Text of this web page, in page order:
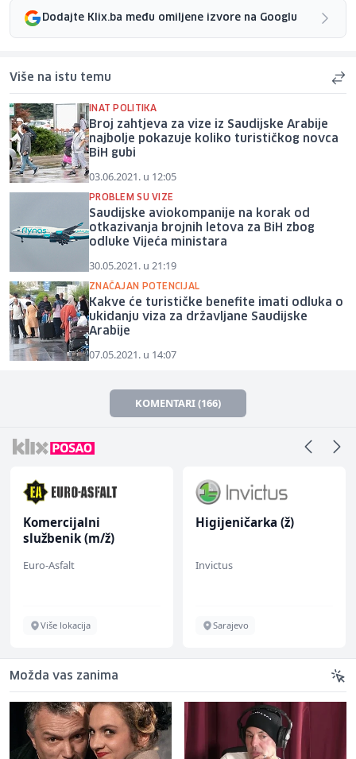
Dodajte Klix.ba među omiljene izvore na Googlu
Više na istu temu
INAT POLITIKA
Broj zahtjeva za vize iz Saudijske Arabije
najbolje pokazuje koliko turističkog novca
BiH gubi
03.06.2021. u 12:05
PROBLEM SU VIZE
Saudijske aviokompanije na korak od
otkazivanja brojnih letova za BiH zbog
odluke Vijeća ministara
30.05.2021. u 21:19
ZNAČAJAN POTENCIJAL
Kakve će turističke benefite imati odluka o
ukidanju viza za državljane Saudijske
Arabije
07.05.2021. u 14:07
KOMENTARI (166)
Komercijalni
službenik (m/ž)
Euro-Asfalt
Više lokacija
Higijeničarka (ž)
Invictus
Sarajevo
Možda vas zanima